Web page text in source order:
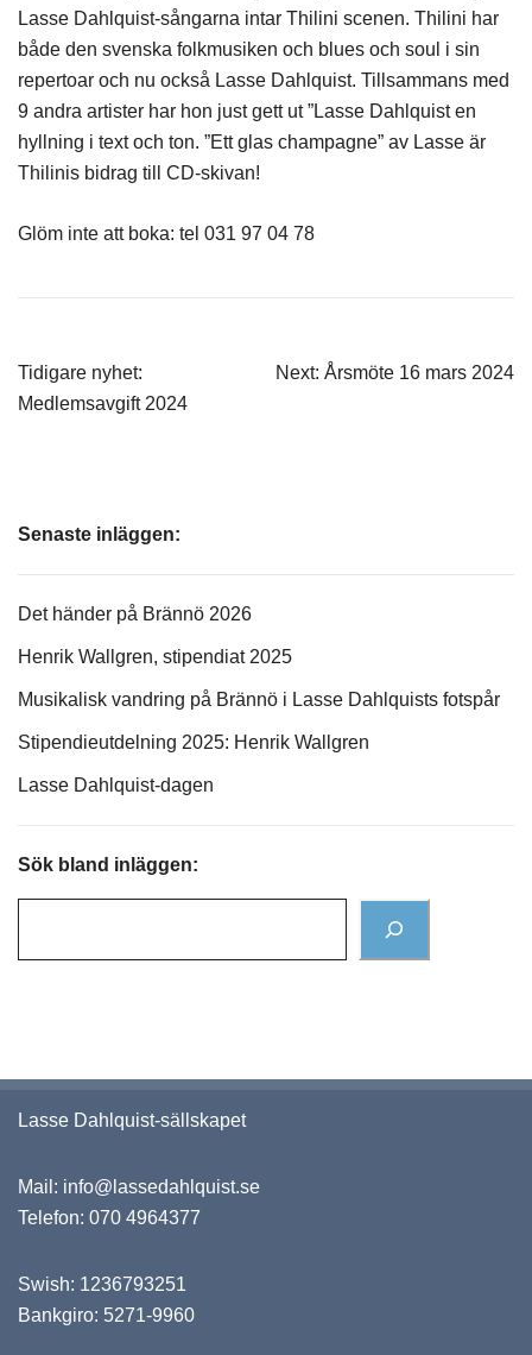
Lasse Dahlquist-sångarna intar Thilini scenen. Thilini har
både den svenska folkmusiken och blues och soul i sin
repertoar och nu också Lasse Dahlquist. Tillsammans med
9 andra artister har hon just gett ut ”Lasse Dahlquist en
hyllning i text och ton. ”Ett glas champagne” av Lasse är
Thilinis bidrag till CD-skivan!
Glöm inte att boka: tel 031 97 04 78
Inläggsnavigering
Tidigare nyhet:
Medlemsavgift 2024
Next: Årsmöte 16 mars 2024
Senaste inläggen:
Det händer på Brännö 2026
Henrik Wallgren, stipendiat 2025
Musikalisk vandring på Brännö i Lasse Dahlquists fotspår
Stipendieutdelning 2025: Henrik Wallgren
Lasse Dahlquist-dagen
Sök bland inläggen:
Lasse Dahlquist-sällskapet
Mail: info@lassedahlquist.se
Telefon: 070 4964377
Swish: 1236793251
Bankgiro: 5271-9960